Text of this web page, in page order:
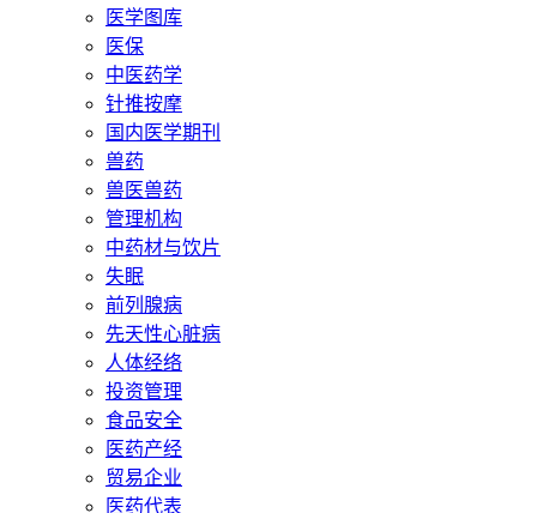
医学图库
医保
中医药学
针推按摩
国内医学期刊
兽药
兽医兽药
管理机构
中药材与饮片
失眠
前列腺病
先天性心脏病
人体经络
投资管理
食品安全
医药产经
贸易企业
医药代表